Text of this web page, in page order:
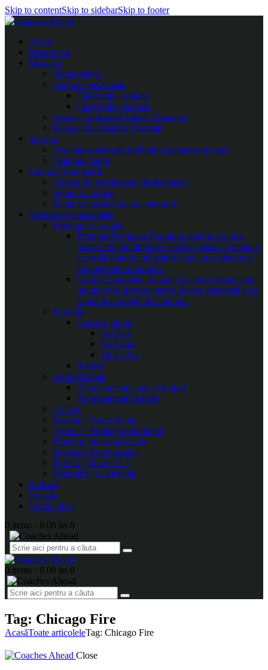
Skip to contentSkip to sidebarSkip to footer
Acasă
Despre noi
Magazin
Abonamente
Cărți de specialitate
Cărți limba română
Cărți limba engleza
Licențe „Software Tactics Manager”
Planșe, folii Taktifol Football
Servicii
Coaching-mentorat individual pentru antrenori
Training camps
Cursuri și seminarii
Cursuri de specializare profesională
Seminarii online
Seminarii perfecționare antrenori
Articole de specialitate
Premium / Gratuite
PremiumSecțiunea Premium conține cea mai
mare parte din librăria Coaches Ahead și poate fi
accesată doar de utilizatorii care au achiziționat
abonamentul premium.
GratuiteArticolele gratuite Coaches Ahead sunt
un punct de pornire pentru fiecare persoană care
aspiră la o poziție de antrenor.
Exerciții
Copii și juniori
5-8 Ani
9-13 Ani
14-17 Ani
Seniori
Antrenamente
Antrenamente copii și juniori
Antrenamente Seniori
Tactică
Sisteme | Trasee de joc
Tehnică | Abilități individuale
Pregătire presezon/sezon
Secretele Antrenorului
Portarul | Numărul 1
Metodică | Leadership
Podcast
Contact
Contul meu
0 items - 0.00 lei 0
0 items - 0.00 lei 0
Tag: Chicago Fire
AcasăToate articoleleTag: Chicago Fire
Close